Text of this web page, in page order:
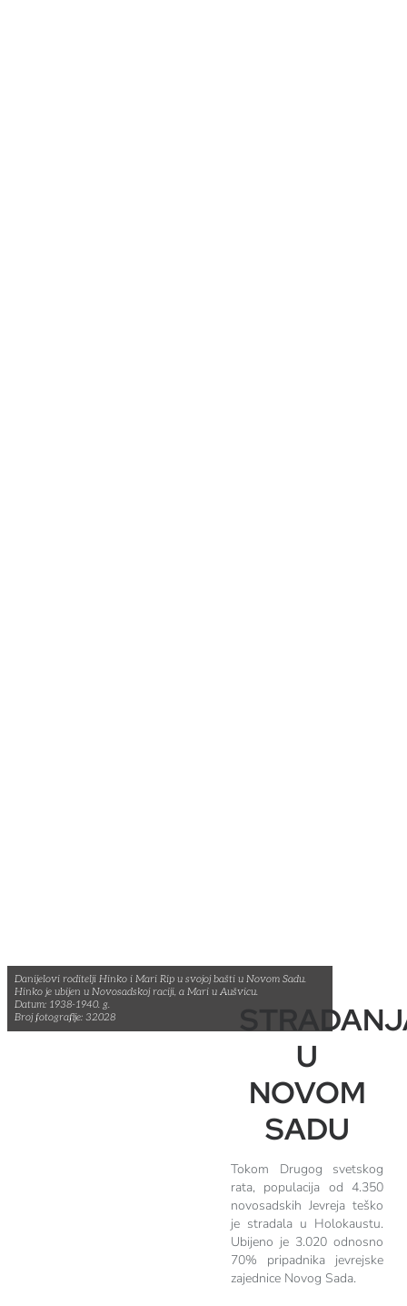
Danijelovi roditelji Hinko i Mari Rip u svojoj bašti u Novom Sadu.
Hinko je ubijen u Novosadskoj raciji, a Mari u Aušvicu.
Datum: 1938-1940. g.
Broj fotografije: 32028
U
NOVOM
SADU
Tokom Drugog svetskog
rata, populacija od 4.350
novosadskih Jevreja teško
je stradala u Holokaustu.
Ubi­je­no je 3.020 odnosno
70% pripadnika jevrejske
zajednice Novog Sada.